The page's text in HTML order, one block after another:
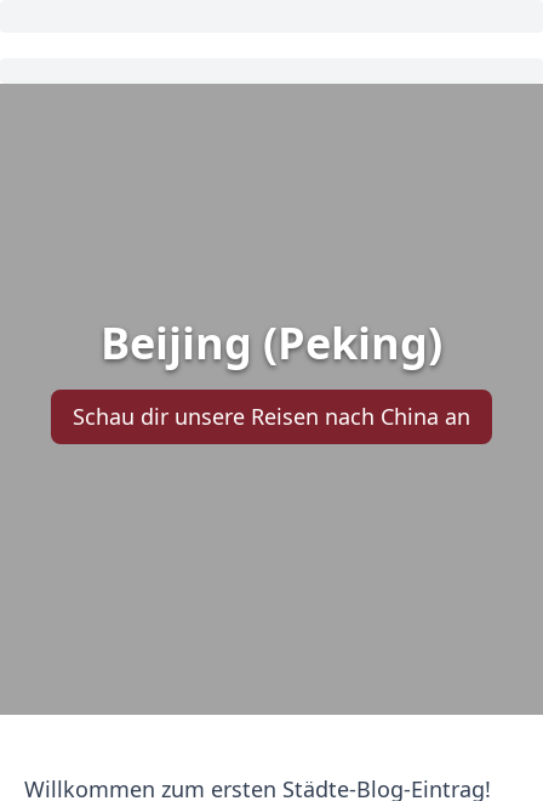
Beijing (Peking)
Schau dir unsere Reisen nach China an
Willkommen zum ersten Städte-Blog-Eintrag!